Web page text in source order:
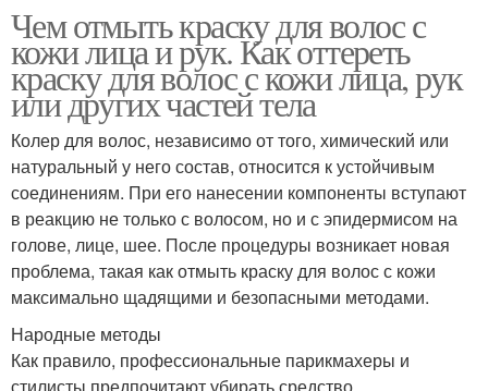
Чем отмыть краску для волос с
кожи лица и рук. Как оттереть
краску для волос с кожи лица, рук
или других частей тела
Колер для волос, независимо от того, химический или
натуральный у него состав, относится к устойчивым
соединениям. При его нанесении компоненты вступают
в реакцию не только с волосом, но и с эпидермисом на
голове, лице, шее. После процедуры возникает новая
проблема, такая как отмыть краску для волос с кожи
максимально щадящими и безопасными методами.
Народные методы
Как правило, профессиональные парикмахеры и